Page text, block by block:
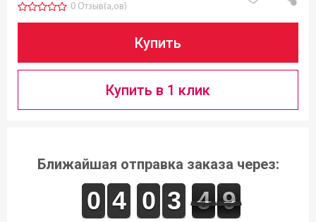
0 Отзыв(а,ов)
Купить
Купить в 1 клик
Ближайшая отправка заказа через:
9
9
0
0 3
3
4
4 9
9
0
0 2
2
3
3 5
4
4 0
9
9